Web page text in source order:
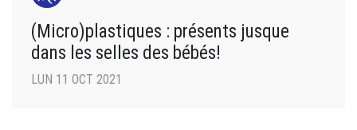
(Micro)plastiques : présents jusque
dans les selles des bébés!
LUN 11 OCT 2021